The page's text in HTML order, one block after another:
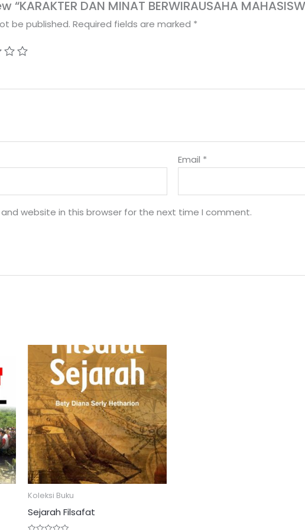
DAN MINAT BERWIRAUSAHA
be published. Required fields are marked *
Email *
website in this browser for the next time I comment.
Koleksi Buku
Sejarah Filsafat